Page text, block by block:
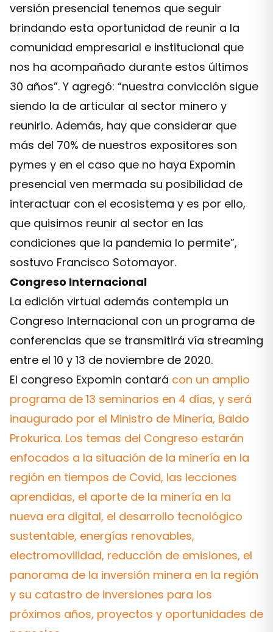
versión presencial tenemos que seguir
brindando esta oportunidad de reunir a la
comunidad empresarial e institucional que
nos ha acompañado durante estos últimos
30 años”. Y agregó: “nuestra convicción sigue
siendo la de articular al sector minero y
reunirlo. Además, hay que considerar que
más del 70% de nuestros expositores son
pymes y en el caso que no haya Expomin
presencial ven mermada su posibilidad de
interactuar con el ecosistema y es por ello,
que quisimos reunir al sector en las
condiciones que la pandemia lo permite”,
sostuvo Francisco Sotomayor.
Congreso Internacional
La edición virtual además contempla un
Congreso Internacional con un programa de
conferencias que se transmitirá vía streaming
entre el 10 y 13 de noviembre de 2020.
El congreso Expomin contará con un amplio
programa de 13 seminarios en 4 días, y será
inaugurado por el Ministro de Minería, Baldo
Prokurica. Los temas del Congreso estarán
enfocados a la situación de la minería en la
región en tiempos de Covid, las lecciones
aprendidas, el aporte de la minería en la
nueva era digital, el desarrollo tecnológico
sustentable, energías renovables,
electromovilidad, reducción de emisiones, el
panorama de la inversión minera en la región
y su catastro de inversiones para los
próximos años, proyectos y oportunidades de